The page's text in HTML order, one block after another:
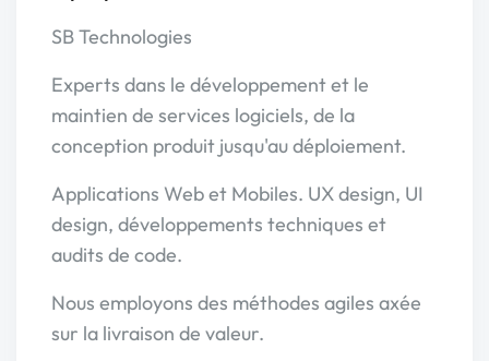
SB Technologies
Experts dans le développement et le
maintien de services logiciels, de la
conception produit jusqu'au déploiement.
Applications Web et Mobiles. UX design, UI
design, développements techniques et
audits de code.
Nous employons des méthodes agiles axée
sur la livraison de valeur.